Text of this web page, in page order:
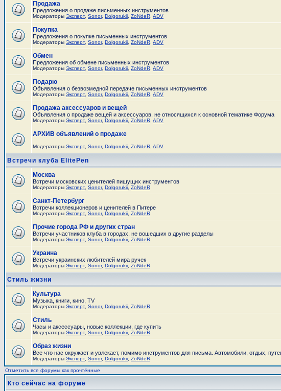
Продажа
Предложения о продаже письменных инструментов
Модераторы Эксперт, Sonor, Dolgorukii ZoNdeR ADV
Покупка
Предложения о покупке письменных инструментов
Модераторы Эксперт, Sonor, Dolgorukii ZoNdeR ADV
Обмен
Предложения об обмене письменных инструментов
Модераторы Эксперт, Sonor, Dolgorukii ZoNdeR ADV
Подарю
Объявления о безвозмедной передаче письменных инструментов
Модераторы Эксперт, Sonor, Dolgorukii ZoNdeR ADV
Продажа аксессуаров и вещей
Объявления о продаже вещей и аксессуаров, не относящихся к основной тематике Форума
Модераторы Эксперт, Sonor, Dolgorukii ZoNdeR ADV
АРХИВ объявлений о продаже
Модераторы Эксперт, Sonor, Dolgorukii ZoNdeR ADV
Встречи клуба ElitePen
Москва
Встречи московских ценителей пишущих инструментов
Модераторы Эксперт, Sonor, Dolgorukii ZoNdeR
Санкт-Петербург
Встречи коллекционеров и ценителей в Питере
Модераторы Эксперт, Sonor, Dolgorukii ZoNdeR
Прочие города РФ и других стран
Встречи участников клуба в городах, не вошедших в другие разделы
Модераторы Эксперт, Sonor, Dolgorukii ZoNdeR
Украина
Встречи украинских любителей мира ручек
Модераторы Эксперт, Sonor, Dolgorukii ZoNdeR
Стиль жизни
Культура
Музыка, книги, кино, TV
Модераторы Эксперт, Sonor, Dolgorukii ZoNdeR
Стиль
Часы и аксесcуары, новые коллекции, где купить
Модераторы Эксперт, Sonor, Dolgorukii ZoNdeR
Образ жизни
Все что нас окружает и увлекает, помимо инструментов для письма. Автомобили, отдых,
Модераторы Эксперт, Sonor, Dolgorukii ZoNdeR
Отметить все форумы как прочтённые
Кто сейчас на форуме